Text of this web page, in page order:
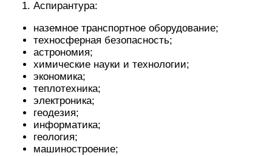
разрез» – от 200 тысяч рублей. Чтобы получить
работу, соискатель должен владеть
удостоверением с 4 группой
электробезопасности, иметь опыт работы от 3
лет, в том числе на большом ковше.